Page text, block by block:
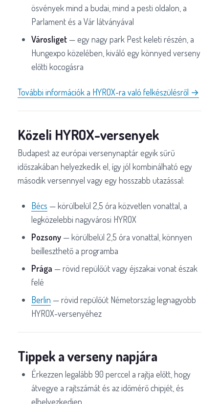
ösvények mind a budai, mind a pesti oldalon, a
Parlament és a Vár látványával
Városliget — egy nagy park Pest keleti részén, a
Hungexpo közelében, kiváló egy könnyed verseny
előtti kocogásra
További információk a HYROX-ra való felkészülésről →
Közeli HYROX-versenyek
Budapest az európai versenynaptár egyik sűrű
időszakában helyezkedik el, így jól kombinálható egy
második versennyel vagy egy hosszabb utazással:
Bécs — körülbelül 2,5 óra közvetlen vonattal, a
legközelebbi nagyvárosi HYROX
Pozsony — körülbelül 2,5 óra vonattal, könnyen
beilleszthető a programba
Prága — rövid repülőút vagy éjszakai vonat észak
felé
Berlin — rövid repülőút Németország legnagyobb
HYROX-versenyéhez
Tippek a verseny napjára
Érkezzen legalább 90 perccel a rajtja előtt, hogy
átvegye a rajtszámát és az időmérő chipjét, és
elhelyezkedjen